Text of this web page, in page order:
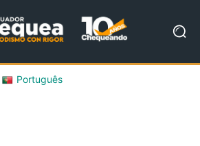
Português